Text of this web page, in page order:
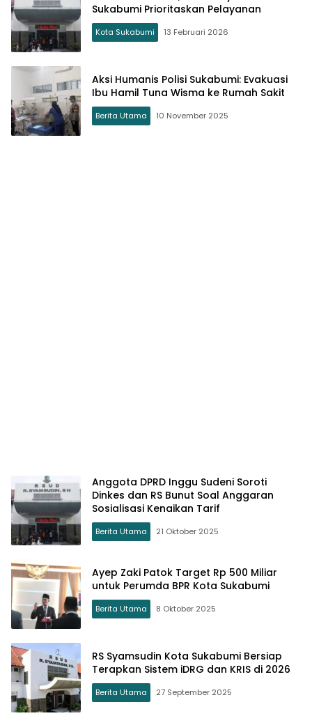
Sukabumi Prioritaskan Pelayanan
Kota Sukabumi 13 Februari 2026
Aksi Humanis Polisi Sukabumi: Evakuasi
Ibu Hamil Tuna Wisma ke Rumah Sakit
Berita Utama 10 November 2025
Anggota DPRD Inggu Sudeni Soroti
Dinkes dan RS Bunut Soal Anggaran
Sosialisasi Kenaikan Tarif
Berita Utama 21 Oktober 2025
Ayep Zaki Patok Target Rp 500 Miliar
untuk Perumda BPR Kota Sukabumi
Berita Utama 8 Oktober 2025
RS Syamsudin Kota Sukabumi Bersiap
Terapkan Sistem iDRG dan KRIS di 2026
Berita Utama 27 September 2025